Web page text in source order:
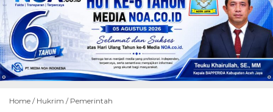
Home / Hukrim / Pemerintah